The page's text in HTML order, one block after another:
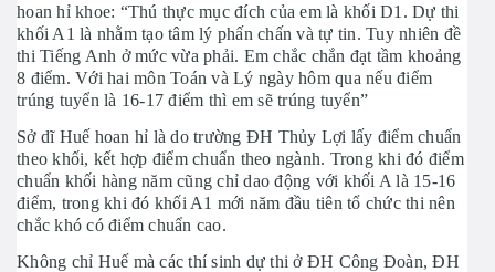
hoan hỉ khoe: “Thú thực mục đích của em là khối D1. Dự thi
khối A1 là nhằm tạo tâm lý phấn chấn và tự tin. Tuy nhiên đề
thi Tiếng Anh ở mức vừa phải. Em chắc chắn đạt tầm khoảng
8 điểm. Với hai môn Toán và Lý ngày hôm qua nếu điểm
trúng tuyển là 16-17 điểm thì em sẽ trúng tuyển”
Sở dĩ Huế hoan hỉ là do trường ĐH Thủy Lợi lấy điểm chuẩn
theo khối, kết hợp điểm chuẩn theo ngành. Trong khi đó điểm
chuẩn khối hàng năm cũng chỉ dao động với khối A là 15-16
điểm, trong khi đó khối A1 mới năm đầu tiên tổ chức thi nên
chắc khó có điểm chuẩn cao.
Không chỉ Huế mà các thí sinh dự thi ở ĐH Công Đoàn, ĐH